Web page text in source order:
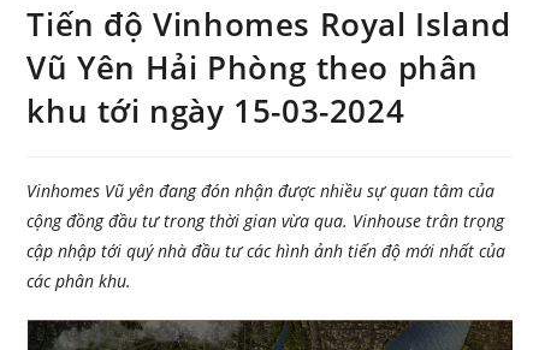
Tiến độ Vinhomes Royal Island
Vũ Yên Hải Phòng theo phân
khu tới ngày 15-03-2024
Vinhomes Vũ yên đang đón nhận được nhiều sự quan tâm của
cộng đồng đầu tư trong thời gian vừa qua. Vinhouse trân trọng
cập nhập tới quý nhà đầu tư các hình ảnh tiến độ mới nhất của
các phân khu.